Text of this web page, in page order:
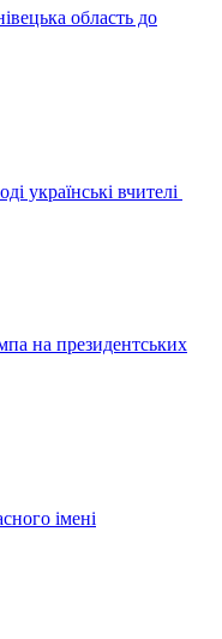
область до
українські вчителі
на президентських
імені